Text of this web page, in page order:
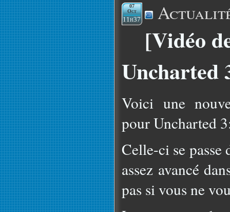
07
Oct
11h37
[Vidéo
Uncharted
Voici une
pour Uncharted
Celle-ci se passe
assez avancé
pas si vous ne